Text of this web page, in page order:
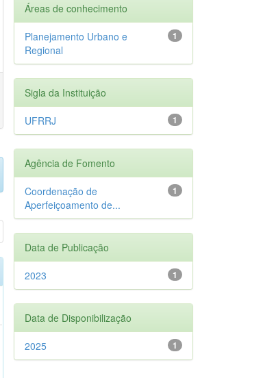
Áreas de conhecimento
1
Planejamento Urbano e
Regional
Sigla da Instituição
1
UFRRJ
Agência de Fomento
1
Coordenação de
Aperfeiçoamento de...
Data de Publicação
1
2023
Data de Disponibilização
1
2025